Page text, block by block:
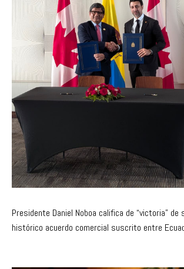
Presidente Daniel Noboa califica de “victoria” de
histórico acuerdo comercial suscrito entre